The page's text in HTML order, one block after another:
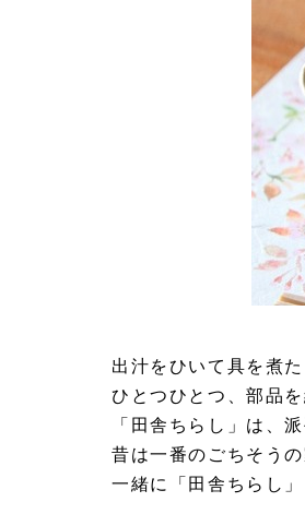
出汁をひいて具を煮
ひとつひとつ、部品
「田舎ちらし」は、
昔は一番のごちそう
一緒に「田舎ちらし